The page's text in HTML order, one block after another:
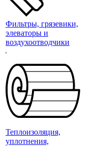
Фильтры, грязевики,
элеваторы и
воздухоотводчики
Теплоизоляция,
уплотнения,